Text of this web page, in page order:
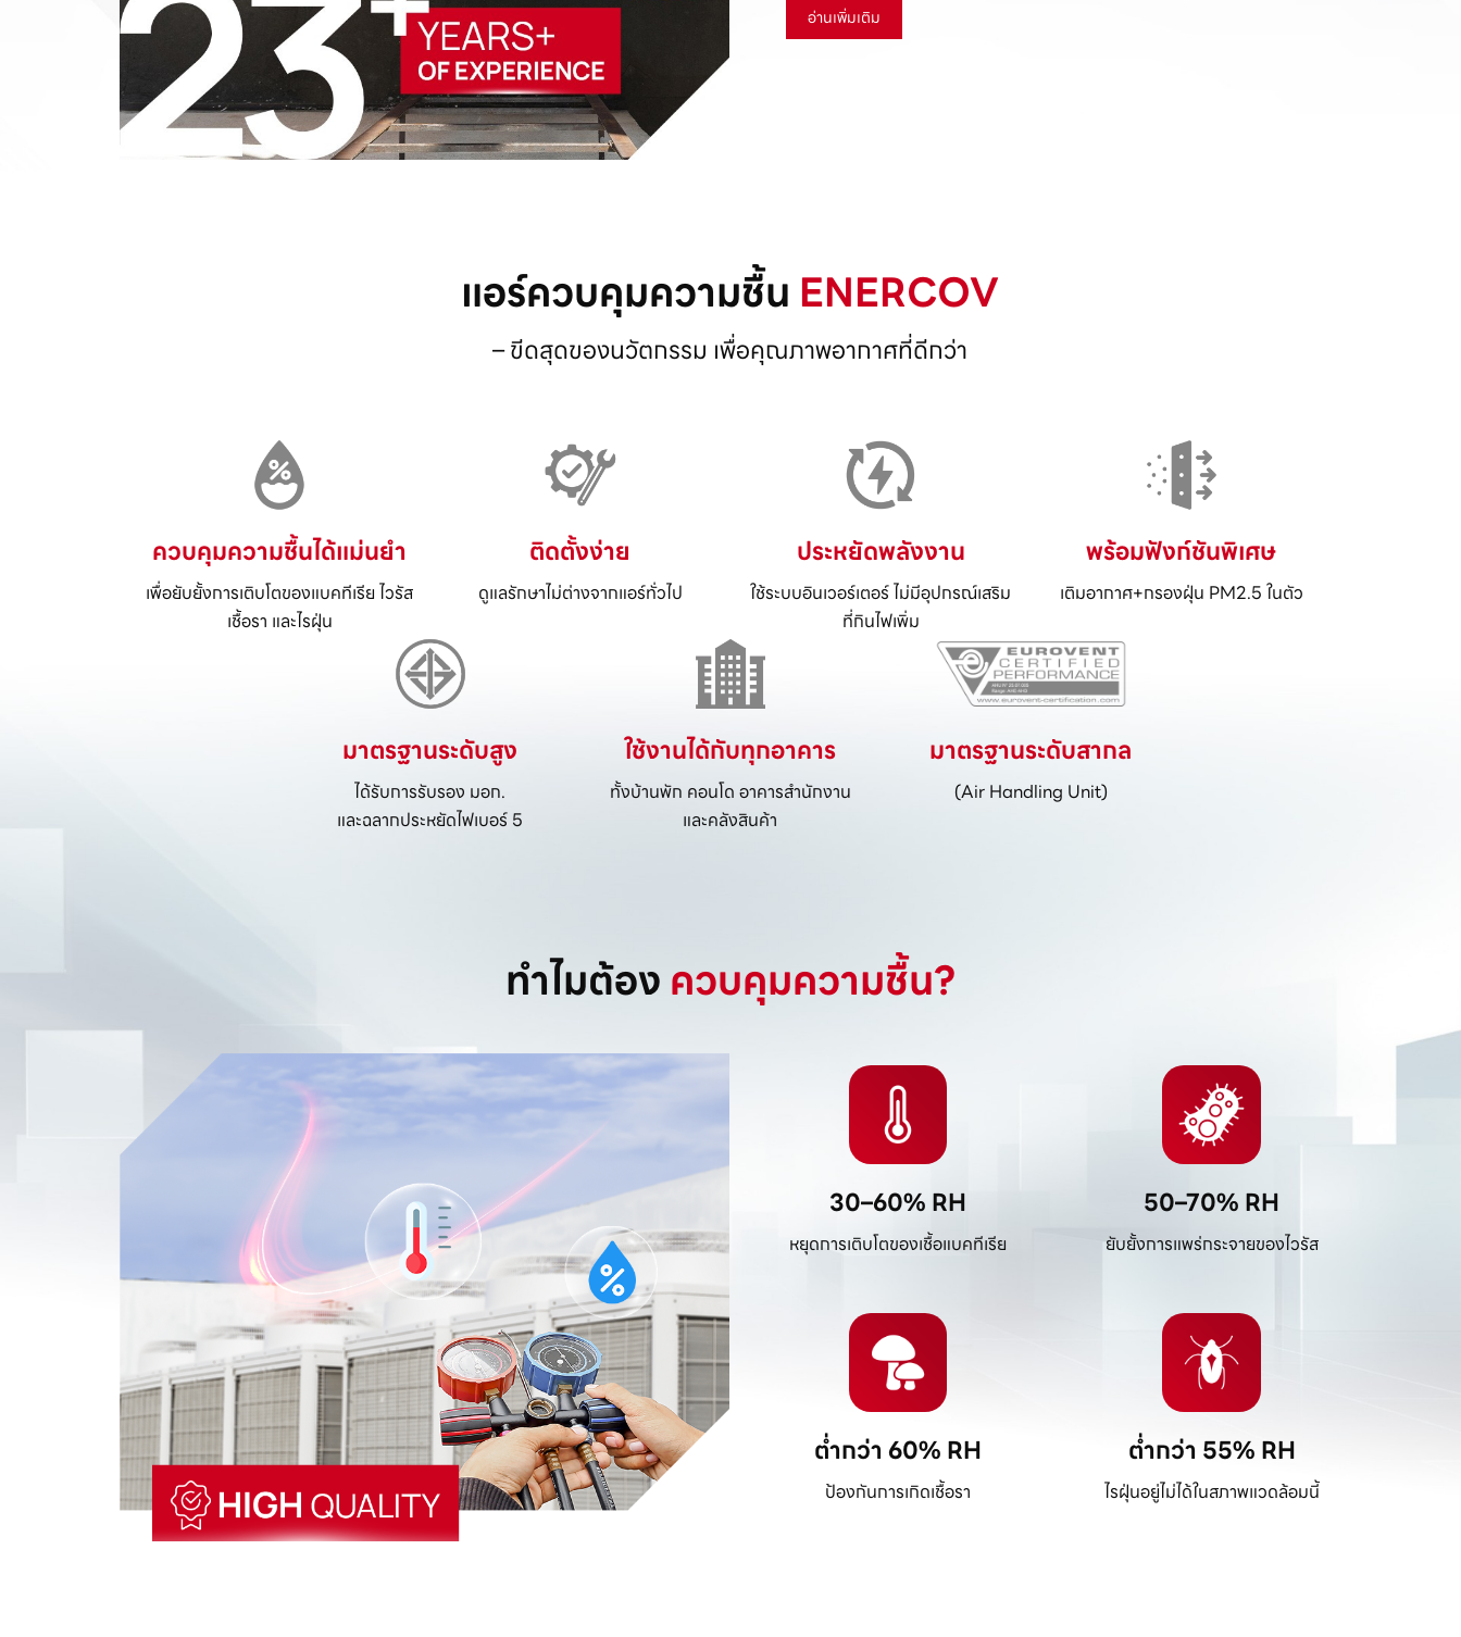
อ่านเพิ่มเติม
แอร์ควบคุมความชื้น ENERCOV
– ขีดสุดของนวัตกรรม เพื่อคุณภาพอากาศที่ดีกว่า
ควบคุมความชื้นได้แม่นยำ
เพื่อยับยั้งการเติบโตของแบคทีเรีย ไวรัส
เชื้อรา และไรฝุ่น
ติดตั้งง่าย
ดูแลรักษาไม่ต่างจากแอร์ทั่วไป
ประหยัดพลังงาน
ใช้ระบบอินเวอร์เตอร์ ไม่มีอุปกรณ์เสริม
ที่กินไฟเพิ่ม
พร้อมฟังก์ชันพิเศษ
เติมอากาศ+กรองฝุ่น PM2.5 ในตัว
มาตรฐานระดับสูง
ได้รับการรับรอง มอก.
และฉลากประหยัดไฟเบอร์ 5
ใช้งานได้กับทุกอาคาร
ทั้งบ้านพัก คอนโด อาคารสำนักงาน
และคลังสินค้า
มาตรฐานระดับสากล
(Air Handling Unit)
ทำไมต้องควบคุมความชื้น?
30–60% RH
หยุดการเติบโตของเชื้อแบคทีเรีย
50–70% RH
ยับยั้งการแพร่กระจายของไวรัส
ต่ำกว่า 60% RH
ป้องกันการเกิดเชื้อรา
ต่ำกว่า 55% RH
ไรฝุ่นอยู่ไม่ได้ในสภาพแวดล้อมนี้